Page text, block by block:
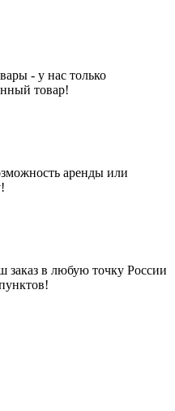
- у нас только
товар!
аренды или
заказ в любую точку России